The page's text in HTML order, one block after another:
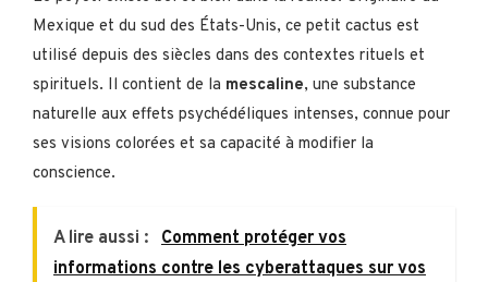
Mexique et du sud des États-Unis, ce petit cactus est
utilisé depuis des siècles dans des contextes rituels et
spirituels. Il contient de la mescaline, une substance
naturelle aux effets psychédéliques intenses, connue pour
ses visions colorées et sa capacité à modifier la
conscience.
A lire aussi : Comment protéger vos
informations contre les cyberattaques sur vos